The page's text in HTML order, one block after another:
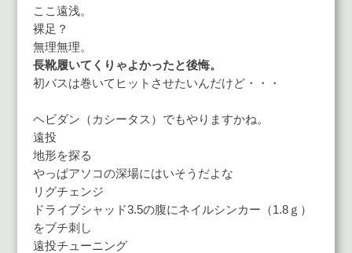
ここ遠浅。
裸足？
無理無理。
長靴履いてくりゃよかったと後悔。
初バスは巻いてヒットさせたいんだけど・・・
ヘビダン（カシータス）でもやりますかね。
遠投
地形を探る
やっぱアソコの深場にはいそうだよな
リグチェンジ
ドライブシャッド3.5の腹にネイルシンカー（1.8ｇ）
をブチ刺し
遠投チューニング